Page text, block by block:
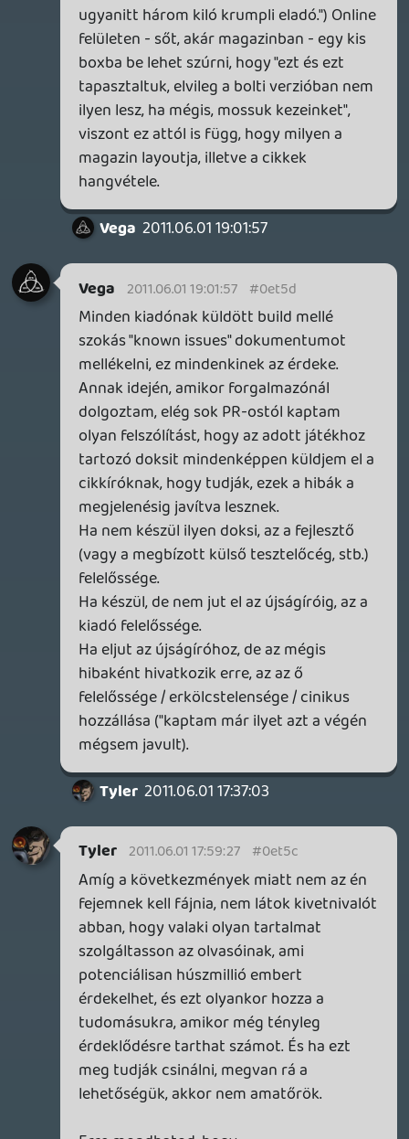
nem profizmus. Ezt hívják úgy, hogy
szenzációhajhászat - épp az ellenkező
póluson tanyázik.
Az meg, hogy szerinted egy ügyesen író
majom is tud sajtóközleményeket írni,
valószínüleg megállja a helyét - milyen
szerencse, hogy a "bejelentették" "megjött"
"késik" "x új kép" és "x új videó" esetében
nagyjából az emberiség 0,0000001%-a
várja azt, hogy odaböfögje a zsurnaliszta,
hogy szerinte milyen korrupt mán az
egész, vagy hogy milyen ütős az az MW3
sztori - mivel ezek közvetlen, tényszerűen
teszt, ott meg - saját magunk nevében
beszélhetek csak - mindent magunknak
főzünk ki a randevú alatt/után.
Tyler 2011.06.01 17:32:10
Tyler 2011.06.01 17:37:03 #0et5a
... csak a kiadónak... 🙂
Tudom, előfordulhat, hogy határidő esetén
a főparancsnok közli, hogy kéri az utolsó
buildet, ami még közel sem tökéletes, és
azt használják fel alapanyagként, de hát ez
csak annyiban a "hülye újságíró"
felelőssége, mint a "hülye fejlesztőé".
Előbbinek nincs rá lehetősége, hogy
belelásson, milyen bugokat fognak még
kijavítani, utóbbi viszont tudja, hogy mi fér
bele, csak fóruma nincs rá, hogy elmondja.
Necces...
Vega 2011.06.01 17:15:20
Tyler 2011.06.01 17:32:10 #0et59
Írtam is, hogy nyilván nem egy kategória a
politikai- és a szakújságírás, de alá is
húztam, hogy a szivárogtatás _technikája_
sokkal közelebb áll a profi újságíráshoz,
mint a sajtóközlemények copypaste-je.
Megírni ugyanis azt kell (és azt érdemes),
amit a kiadó/fejlesztő nem akar elmondani
- amiről akarja, hogy tudj, azt elküldi hat
példányban, tíz nyelven, elektronikus és
nyomtatott formában egyaránt. Ha
annyira közérdekű, akkor mindenkinek az
RSS olvasójában fel fog tűnni.
A szórakoztató médiumra éppúgy
érvényes a leakelés: ha Paris Hilton pináját
akarja látni a kedves olvasó, vagy arra kell
várni, hogy kétmillió dollárért
megmutassa a Playboynak, vagy ott kell
lehessen fotózni ingyen, miközben kivillan.
Ez annyiban hasonló kategória, mint a